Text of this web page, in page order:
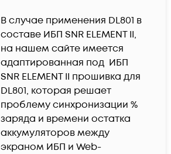
В случае применения DL801 в
составе ИБП SNR ELEMENT II,
на нашем сайте имеется
адаптированная под  ИБП
SNR ELEMENT II прошивка для
DL801, которая решает
проблему синхронизации %
заряда и времени остатка
аккумуляторов между
экраном ИБП и Web-